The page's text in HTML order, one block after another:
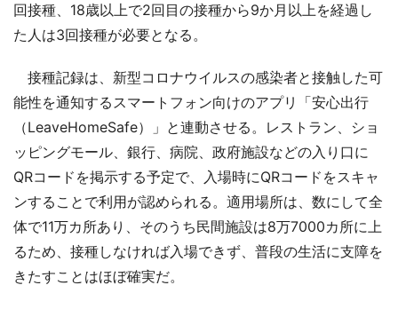
回接種、18歳以上で2回目の接種から9か月以上を経過し
た人は3回接種が必要となる。
接種記録は、新型コロナウイルスの感染者と接触した可
能性を通知するスマートフォン向けのアプリ「安心出行
（LeaveHomeSafe）」と連動させる。レストラン、ショ
ッピングモール、銀行、病院、政府施設などの入り口に
QRコードを掲示する予定で、入場時にQRコードをスキャ
ンすることで利用が認められる。適用場所は、数にして全
体で11万カ所あり、そのうち民間施設は8万7000カ所に上
るため、接種しなければ入場できず、普段の生活に支障を
きたすことはほぼ確実だ。